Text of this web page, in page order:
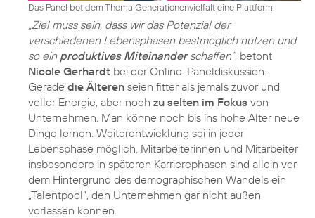
Das Panel bot dem Thema Generationenvielfalt eine Plattform.
„Ziel muss sein, dass wir das Potenzial der
verschiedenen Lebensphasen bestmöglich nutzen und
so ein produktives Miteinanderschaffen“, betont
Nicole Gerhardt bei der Online-Paneldiskussion.
Gerade die Älteren seien fitter als jemals zuvor und
voller Energie, aber noch zu selten im Fokus von
Unternehmen. Man könne noch bis ins hohe Alter neue
Dinge lernen. Weiterentwicklung sei in jeder
Lebensphase möglich. Mitarbeiterinnen und Mitarbeiter
insbesondere in späteren Karrierephasen sind allein vor
dem Hintergrund des demographischen Wandels ein
„Talentpool“, den Unternehmen gar nicht außen
vorlassen können.